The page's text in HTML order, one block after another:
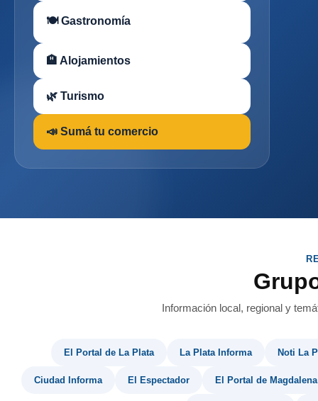
🍽 Gastronomía
🏨 Alojamientos
🌿 Turismo
📣 Sumá tu comercio
Información local, regional y
El Portal de La Plata La Plata Informa Noti La
Ciudad Informa El Espectador El Portal de Magdalena